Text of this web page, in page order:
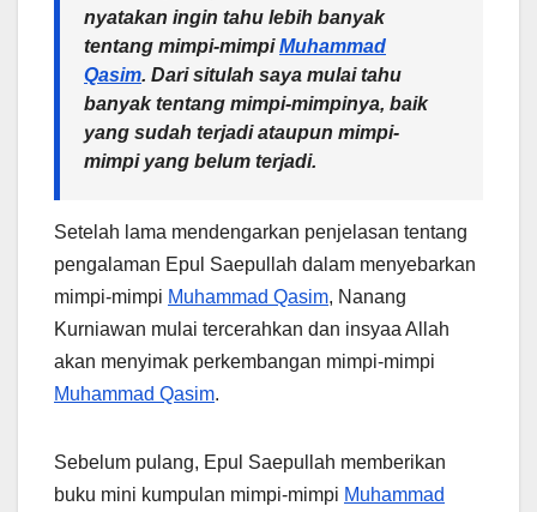
nyatakan ingin tahu lebih banyak
tentang mimpi-mimpiMuhammad
Qasim. Dari situlah saya mulai tahu
banyak tentang mimpi-mimpinya, baik
yang sudah terjadi ataupun mimpi-
mimpi yang belum terjadi.
Setelah lama mendengarkan penjelasan tentang
pengalaman Epul Saepullah dalam menyebarkan
mimpi-mimpi Muhammad Qasim, Nanang
Kurniawan mulai tercerahkan dan insyaa Allah
akan menyimak perkembangan mimpi-mimpi
Muhammad Qasim.
Sebelum pulang, Epul Saepullah memberikan
buku mini kumpulan mimpi-mimpi Muhammad